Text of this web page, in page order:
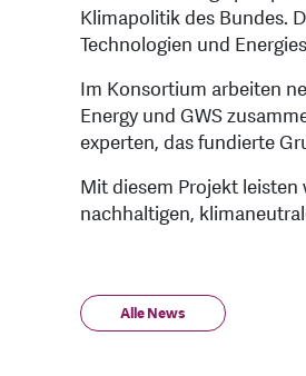
Klimapolitik des Bundes.
Technologien und
Im Konsortium arbeiten
Energy und GWS
experten, das fundierte
Mit diesem Projekt
nachhaltigen,
Alle News